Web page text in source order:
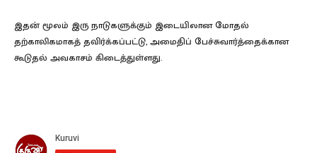
இதன் மூலம் இரு நாடுகளுக்கும் இடையிலான மோதல்
தற்காலிகமாகத் தவிர்க்கப்பட்டு, அமைதிப் பேச்சுவார்த்தைக்கான
கூடுதல் அவகாசம் கிடைத்துள்ளது.